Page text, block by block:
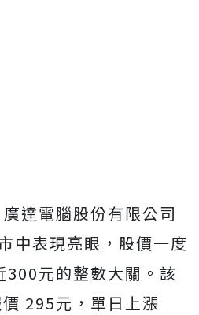
達電腦股份有限公司
中表現亮眼，股價一度
元的整數大關。該
295元，單日上漲